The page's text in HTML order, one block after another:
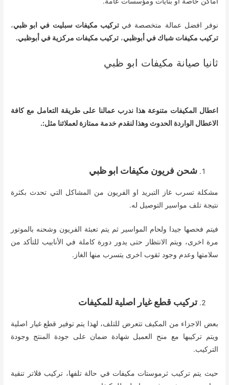
نوفر افضل عمالة متخصصة في تركيب مكيفات سبليت في ابو ظبي،
تركيب مكيفات شباك في أبوظبي،تركيب مكيفات مركزية في أبوظبي.
ثانيا صيانة مكيفات ابو ظبي
اعطال المكيفات متنوعة هذا ندرب عمالنا على طريقة التعامل مع كافة
الاعطال الواردة الحدوث وهذا لنقدم خدمة ممتازة لعملائنا مثل:.
شحن فريون مكيفات ابو ظبي
مشكلة تسرب غاز التبريد او الفريون من المشاكل التي تحدث بكثرة
نتيجة تلف مواسير التوصيل له.
فيتم فحصها جيدا ولحام المواسير ثم يتم تعبئة الفريون وشحنه بالموتور
مرة اخرى، ويتم الانتظار حتى يدور دورة كاملة في الأنابيب للتأكد من
سلامتها وعدم وجود ثقوب اخرى يتسرب منها الغاز.
تركيب قطع غيار اصلية للمكيفات
بعض الاجزاء من المكيف تتعرض للتلف، لهذا يتم توفير قطع غيار اصلية
ويتم تركيبها مع منح العميل شهادة ضمان على جودة المنتج وجودة
التركيب.
حيث يتم تركيب ثرموستات مكيفات في حالة تلفها، تركيب فلاتر تنقية